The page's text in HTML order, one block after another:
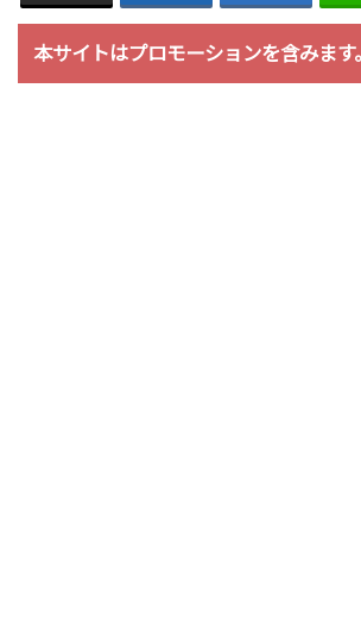
本サイトはプロモーションを含みます。